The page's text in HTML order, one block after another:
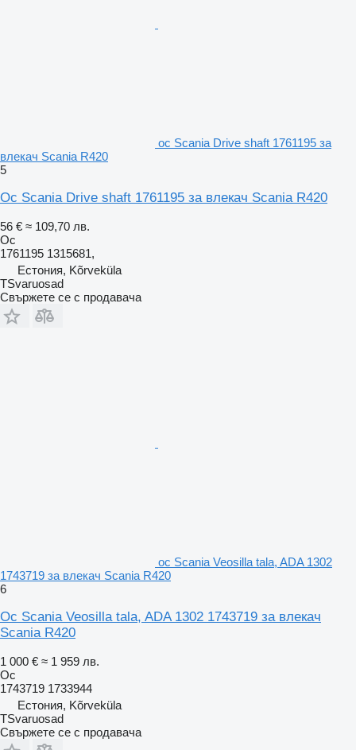
ос Scania Drive shaft 1761195 за
влекач Scania R420
5
Ос Scania Drive shaft 1761195 за влекач Scania R420
56 € ≈ 109,70 лв.
Ос
1761195 1315681,
Естония, Kõrveküla
TSvaruosad
Свържете се с продавача
ос Scania Veosilla tala, ADA 1302
1743719 за влекач Scania R420
6
Ос Scania Veosilla tala, ADA 1302 1743719 за влекач
Scania R420
1 000 € ≈ 1 959 лв.
Ос
1743719 1733944
Естония, Kõrveküla
TSvaruosad
Свържете се с продавача